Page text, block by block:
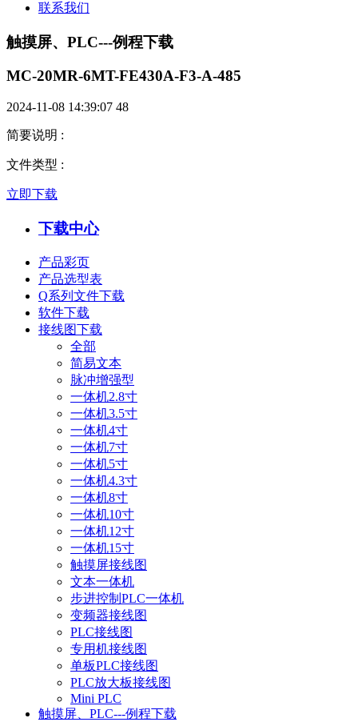
联系我们
触摸屏、PLC---例程下载
MC-20MR-6MT-FE430A-F3-A-485
2024-11-08 14:39:07 48
简要说明 :
文件类型 :
立即下载
下载中心
产品彩页
产品选型表
Q系列文件下载
软件下载
接线图下载
全部
简易文本
脉冲增强型
一体机2.8寸
一体机3.5寸
一体机4寸
一体机7寸
一体机5寸
一体机4.3寸
一体机8寸
一体机10寸
一体机12寸
一体机15寸
触摸屏接线图
文本一体机
步进控制PLC一体机
变频器接线图
PLC接线图
专用机接线图
单板PLC接线图
PLC放大板接线图
Mini PLC
触摸屏、PLC---例程下载